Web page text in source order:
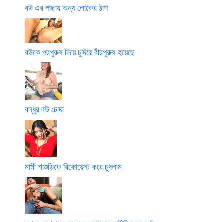
বউ এর পাছায় অন্য লোকের ঠাপ
বউকে পরপুরুষ দিয়ে চুদিয়ে বীরপুরুষ হয়েছে
বন্ধুর বউ চোদা
মামী শাশুড়িকে রিকোয়েস্ট করে চুদলাম